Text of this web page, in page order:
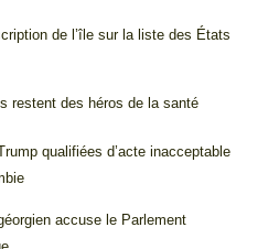
de l’île sur la liste des États
restent des héros de la santé
qualifiées d’acte inacceptable
accuse le Parlement